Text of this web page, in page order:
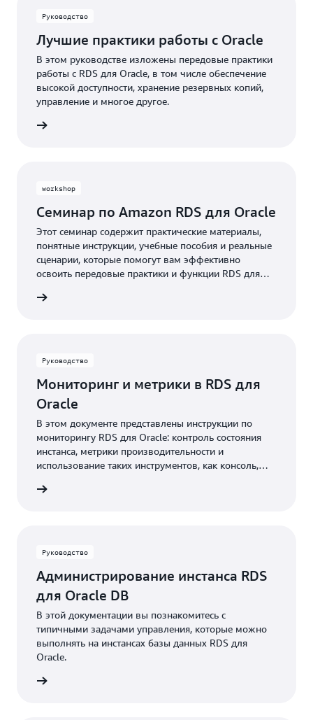
Руководство
Лучшие практики работы с Oracle
В этом руководстве изложены передовые практики
работы с RDS для Oracle, в том числе обеспечение
высокой доступности, хранение резервных копий,
управление и многое другое.
workshop
Семинар по Amazon RDS для Oracle
Этот семинар содержит практические материалы,
понятные инструкции, учебные пособия и реальные
сценарии, которые помогут вам эффективно
освоить передовые практики и функции RDS для
Руководство
Мониторинг и метрики в RDS для
Oracle
В этом документе представлены инструкции по
мониторингу RDS для Oracle: контроль состояния
инстанса, метрики производительности и
использование таких инструментов, как консоль,
производительности.
Руководство
Администрирование инстанса RDS
для Oracle DB
В этой документации вы познакомитесь с
типичными задачами управления, которые можно
выполнять на инстансах базы данных RDS для
Oracle.